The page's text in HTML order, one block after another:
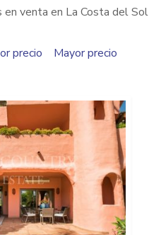
venta en La Costa del Sol
precio Mayor precio